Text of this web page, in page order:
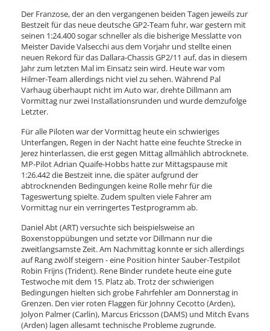
Der Franzose, der an den vergangenen beiden Tagen jeweils zur
Bestzeit für das neue deutsche GP2-Team fuhr, war gestern mit
seinen 1:24.400 sogar schneller als die bisherige Messlatte von
Meister Davide Valsecchi aus dem Vorjahr und stellte einen
neuen Rekord für das Dallara-Chassis GP2/11 auf, das in diesem
Jahr zum letzten Mal im Einsatz sein wird. Heute war vom
Hilmer-Team allerdings nicht viel zu sehen. Während Pal
Varhaug überhaupt nicht im Auto war, drehte Dillmann am
Vormittag nur zwei Installationsrunden und wurde demzufolge
Letzter.
Für alle Piloten war der Vormittag heute ein schwieriges
Unterfangen, Regen in der Nacht hatte eine feuchte Strecke in
Jerez hinterlassen, die erst gegen Mittag allmählich abtrocknete.
MP-Pilot Adrian Quaife-Hobbs hatte zur Mittagspause mit
1:26.442 die Bestzeit inne, die später aufgrund der
abtrocknenden Bedingungen keine Rolle mehr für die
Tageswertung spielte. Zudem spulten viele Fahrer am
Vormittag nur ein verringertes Testprogramm ab.
Daniel Abt (ART) versuchte sich beispielsweise an
Boxenstoppübungen und setzte vor Dillmann nur die
zweitlangsamste Zeit. Am Nachmittag konnte er sich allerdings
auf Rang zwölf steigern - eine Position hinter Sauber-Testpilot
Robin Frijns (Trident). Rene Binder rundete heute eine gute
Testwoche mit dem 15. Platz ab. Trotz der schwierigen
Bedingungen hielten sich grobe Fahrfehler am Donnerstag in
Grenzen. Den vier roten Flaggen für Johnny Cecotto (Arden),
Jolyon Palmer (Carlin), Marcus Ericsson (DAMS) und Mitch Evans
(Arden) lagen allesamt technische Probleme zugrunde.